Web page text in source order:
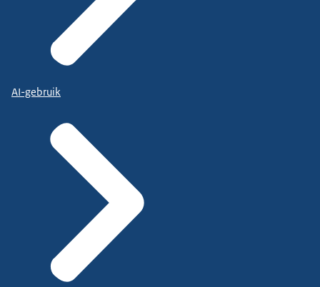
AI-gebruik